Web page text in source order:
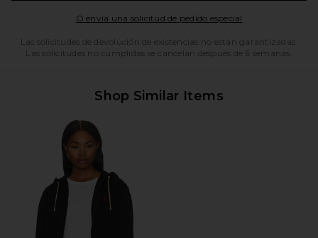
O envía una solicitud de pedido especial
Las solicitudes de devolución de existencias no están garantizadas.
Las solicitudes no cumplidas se cancelan después de 6 semanas.
Shop Similar Items